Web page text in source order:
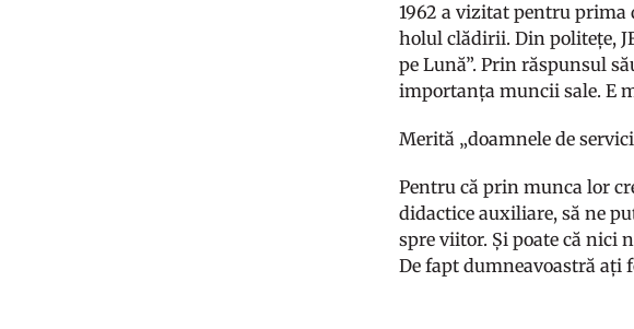
1962 a vizitat pentru
holul clădirii. Din politețe,
pe Lună”. Prin răspunsul
importanța muncii sale. E
Merită „doamnele de
Pentru că prin munca lor
didactice auxiliare, să ne
spre viitor. Și poate că nici
De fapt dumneavoastră ați